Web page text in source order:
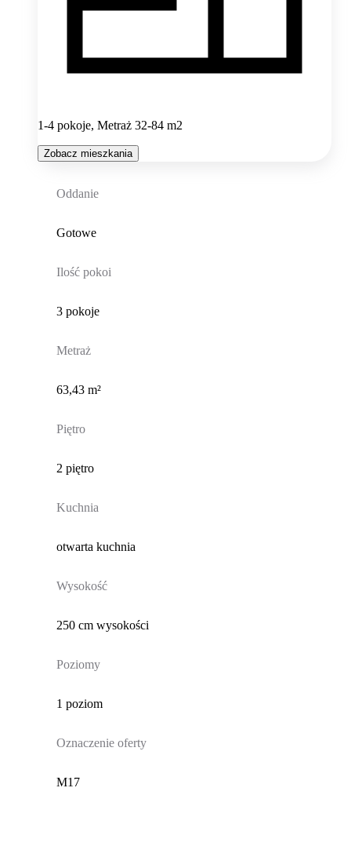
1-4 pokoje, Metraż 32-84 m2
Zobacz mieszkania
Oddanie
Gotowe
Ilość pokoi
3 pokoje
Metraż
63,43 m²
Piętro
2 piętro
Kuchnia
otwarta kuchnia
Wysokość
250 cm wysokości
Poziomy
1 poziom
Oznaczenie oferty
M17